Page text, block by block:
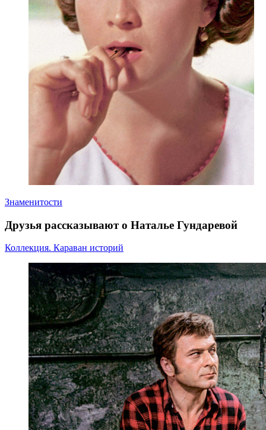
Знаменитости
Друзья рассказывают о Наталье Гундаревой
Коллекция. Караван историй